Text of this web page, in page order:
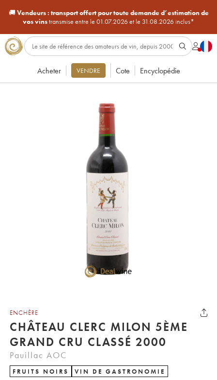
🚚Vendeurs : transport offert pour toute demande d’estimation de
vos vinstransmise entre le 01.07.2026 et le 31.08.2026 inclus*
Acheter VENDRE Cote Encyclopédie
ENCHÈRE
CHÂTEAU CLERC MILON 5ÈME
GRAND CRU CLASSÉ 2000
Pauillac AOC
FRUITS NOIRS VIN DE GASTRONOMIE